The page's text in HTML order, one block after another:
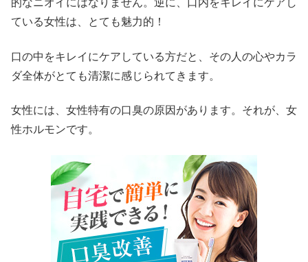
的なニオイにはなりません。逆に、口内をキレイにケアし
ている女性は、とても魅力的！
口の中をキレイにケアしている方だと、その人の心やカラ
ダ全体がとても清潔に感じられてきます。
女性には、女性特有の口臭の原因があります。それが、女
性ホルモンです。